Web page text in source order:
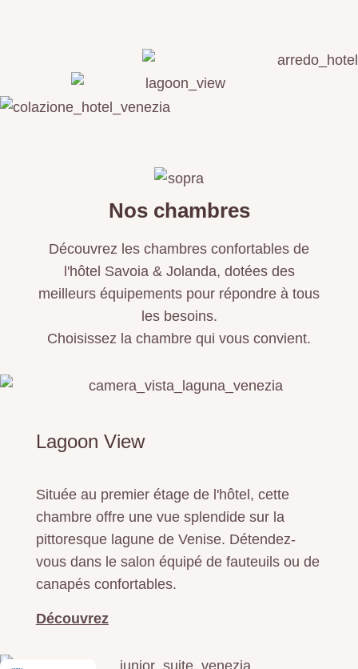
Nos chambres
Découvrez les chambres confortables de
l'hôtel Savoia & Jolanda, dotées des
meilleurs équipements pour répondre à tous
les besoins.
Choisissez la chambre qui vous convient.
Lagoon View
Située au premier étage de l'hôtel, cette
chambre offre une vue splendide sur la
pittoresque lagune de Venise. Détendez-
vous dans le salon équipé de fauteuils ou de
canapés confortables.
Découvrez